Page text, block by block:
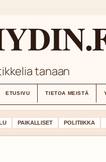
tanaan
ETUSIVU TIETOA MEISTÄ
PAIKALLISET POLITIIKKA